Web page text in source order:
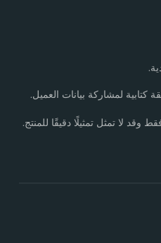
تمثل تمثيلًا دقيقًا للمنتج.